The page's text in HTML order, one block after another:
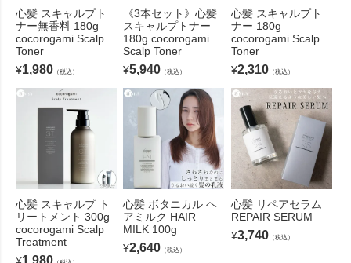
心髪 スキャルプト
ナー無香料 180g
cocorogami Scalp
Toner
¥1,980 （税込）
《3本セット》心髪
スキャルプトナー
180g cocorogami
Scalp Toner
¥5,940 （税込）
心髪 スキャルプト
ナー 180g
cocorogami Scalp
Toner
¥2,310（税込）
心髪 スキャルプ ト
リートメント 300g
cocorogami Scalp
Treatment
¥1,980
心髪 ボタニカル ヘ
アミルク HAIR
MILK 100g
¥2,640 （税込）
心髪 リペアセラム
REPAIR SERUM
¥3,740（税込）